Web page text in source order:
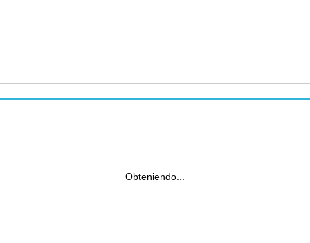
Obteniendo...